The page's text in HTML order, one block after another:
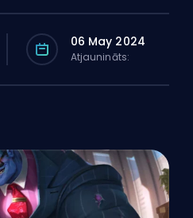
06 May 2024
Atjaunināts: